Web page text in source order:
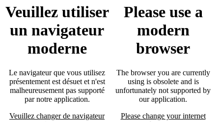
Veuillez utiliser
un navigateur
moderne
Le navigateur que vous utilisez
présentement est désuet et n'est
malheureusement pas supporté
par notre application.
Veuillez changer de navigateur
Please use a
modern
browser
The browser you are currently
using is obsolete and is
unfortunately not supported by
our application.
Please change your internet